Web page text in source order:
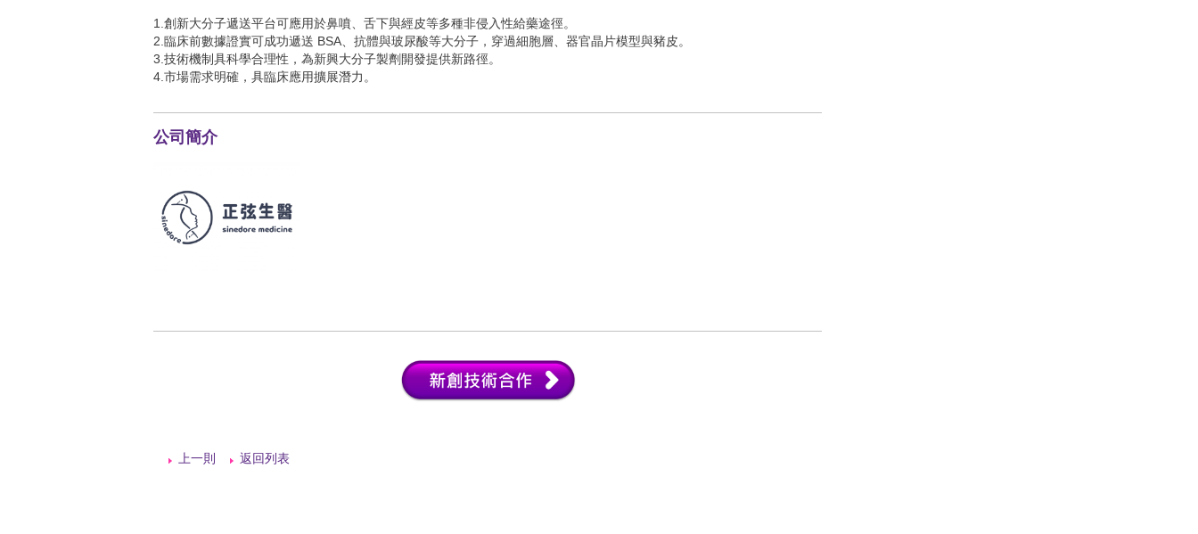
1.創新大分子遞送平台可應用於鼻噴、舌下與經皮等多種非侵入性給藥途徑。
2.臨床前數據證實可成功遞送 BSA、抗體與玻尿酸等大分子，穿過細胞層、器官晶片模型與豬皮。
3.技術機制具科學合理性，為新興大分子製劑開發提供新路徑。
4.市場需求明確，具臨床應用擴展潛力。
公司簡介
上一則 返回列表